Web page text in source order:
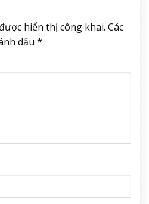
hiển thị công khai. Các
dấu *